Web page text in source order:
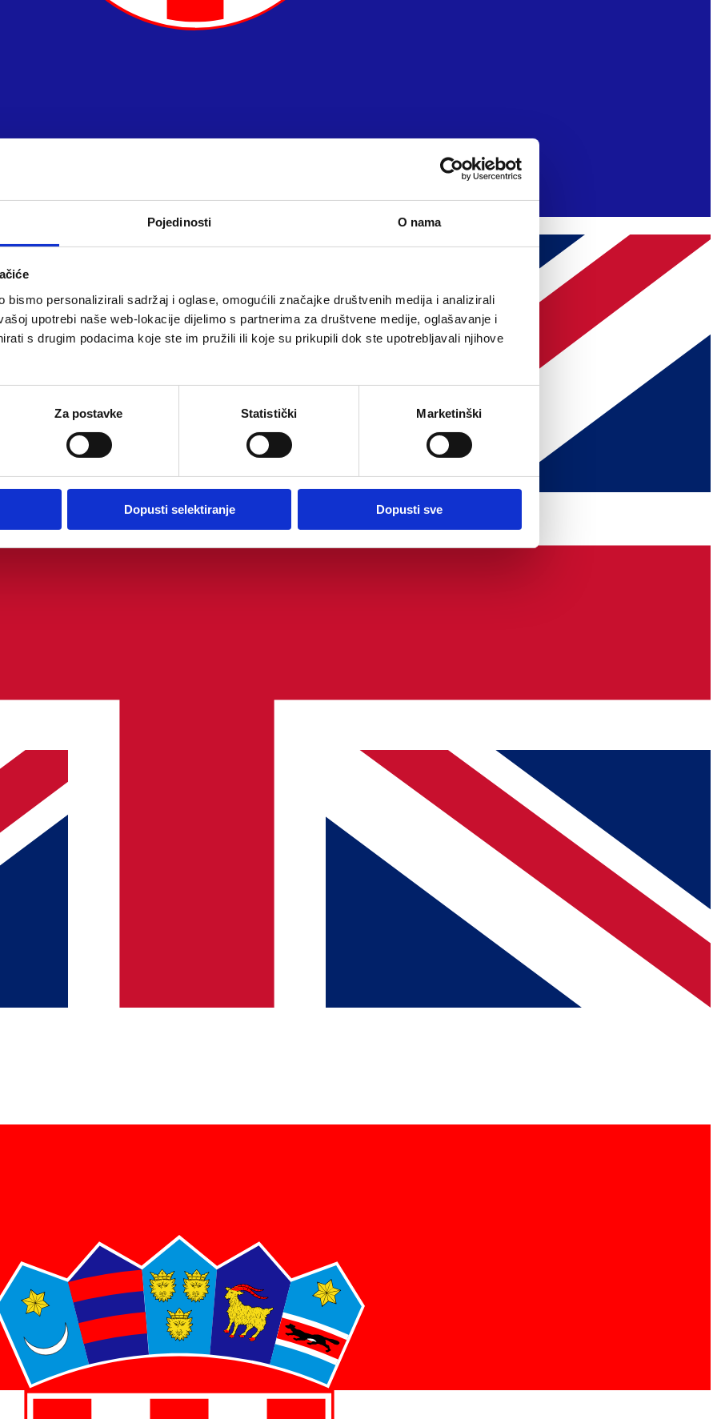
Pojedinosti O nama
bismo personalizirali sadržaj i oglase, omogućili značajke društvenih medija i analizirali
upotrebi naše web-lokacije dijelimo s partnerima za društvene medije, oglašavanje i
s drugim podacima koje ste im pružili ili koje su prikupili dok ste upotrebljavali njihove
Za postavke Statistički Marketinški
Dopusti selektiranje Dopusti sve